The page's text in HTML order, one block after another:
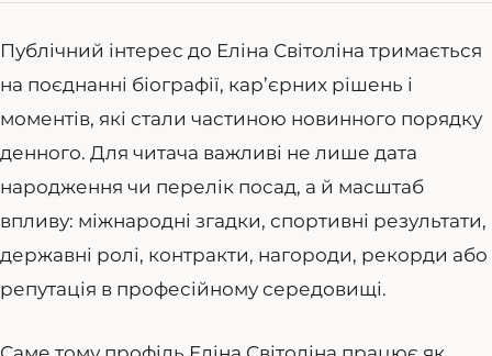
Публічний інтерес до Еліна Світоліна тримається
на поєднанні біографії, кар’єрних рішень і
моментів, які стали частиною новинного порядку
денного. Для читача важливі не лише дата
народження чи перелік посад, а й масштаб
впливу: міжнародні згадки, спортивні результати,
державні ролі, контракти, нагороди, рекорди або
репутація в професійному середовищі.